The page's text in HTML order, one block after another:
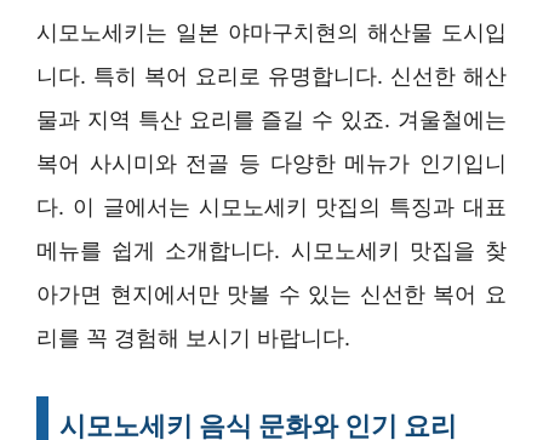
시모노세키는 일본 야마구치현의 해산물 도시입
니다. 특히 복어 요리로 유명합니다. 신선한 해산
물과 지역 특산 요리를 즐길 수 있죠. 겨울철에는
복어 사시미와 전골 등 다양한 메뉴가 인기입니
다. 이 글에서는 시모노세키 맛집의 특징과 대표
메뉴를 쉽게 소개합니다. 시모노세키 맛집을 찾
아가면 현지에서만 맛볼 수 있는 신선한 복어 요
리를 꼭 경험해 보시기 바랍니다.
시모노세키 음식 문화와 인기 요리